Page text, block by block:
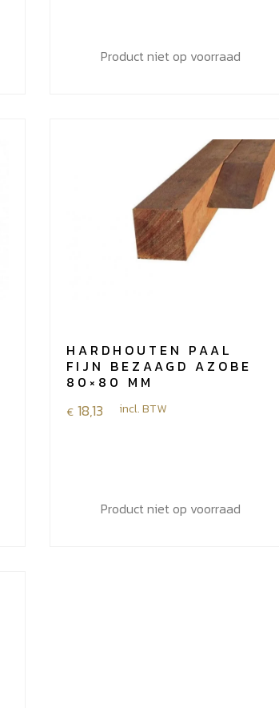
Product niet op voorraad
HARDHOUTEN PAAL
FIJN BEZAAGD AZOBE
80×80 MM
€ 18,13 incl. BTW
Product niet op voorraad